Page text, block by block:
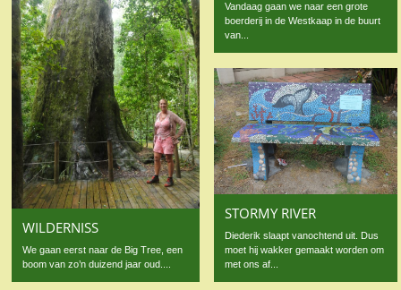
Vandaag gaan we naar een grote
boerderij in de Westkaap in de buurt
van...
WILDERNISS
We gaan eerst naar de Big Tree, een
boom van zo’n duizend jaar oud....
STORMY RIVER
Diederik slaapt vanochtend uit. Dus
moet hij wakker gemaakt worden om
met ons af...